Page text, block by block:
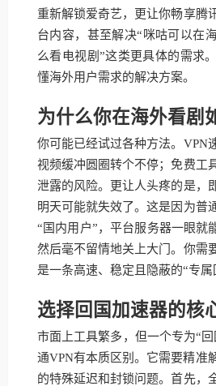
重新解锁爱奇艺，更让你畅享腾
台内容，甚至解决“咪咕可以在
么看电视剧”这类更具体的需求
懂海外用户需求的解决方案。
为什么你在海外看剧
你可能已经试过各种方法。VPN
视频缓冲圆圈转个不停；免费工
泄露的风险。更让人头疼的是，
明天可能就失效了。这是因为普
“国内用户”，平台服务器一眼就
然后毫不留情地关上大门。你需
是一条高速、稳定且隐蔽的“专属
选择回国加速器的核
市面上工具繁多，但一个专为“
通VPN有本质区别。它需要精准
的特殊延迟和封锁问题。首先，